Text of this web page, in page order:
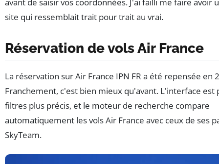
site qui ressemblait trait pour trait au vrai.
Réservation de vols Air France
La réservation sur Air France IPN FR a été repensée en
Franchement, c'est bien mieux qu'avant. L'interface est
filtres plus précis, et le moteur de recherche compare
automatiquement les vols Air France avec ceux de ses
SkyTeam.